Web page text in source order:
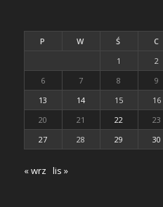
P W Ś C
1
2
6
7 8 9
13
14 15 16
20
21 22 23
27
28 29 30
« wrz lis »